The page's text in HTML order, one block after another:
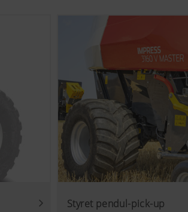
hvad angår brugervenlighed og
og vurderer, hvilket indhold på
af hjemmesiden – se nedenfor.
Styret pendul-pick-up